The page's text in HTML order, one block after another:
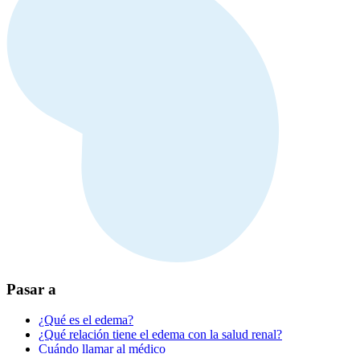
Pasar a
¿Qué es el edema?
¿Qué relación tiene el edema con la salud renal?
Cuándo llamar al médico